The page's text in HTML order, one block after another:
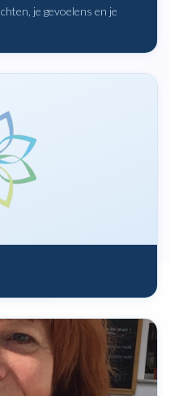
je gevoelens en je